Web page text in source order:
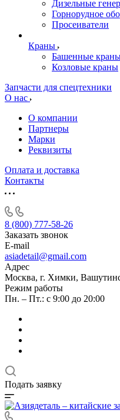
Дизельные
Горнорудное
Просеиватели
Краны
Башенные
Козловые краны
Запчасти для спецтехники
О нас
О компании
Партнеры
Марки
Реквизиты
Оплата и доставка
Контакты
8 (800) 777-58-26
Заказать звонок
E-mail
asiadetail@gmail.com
Адрес
Москва, г. Химки,
Режим работы
Пн. – Пт.: с 9:00 до 20:00
Подать заявку